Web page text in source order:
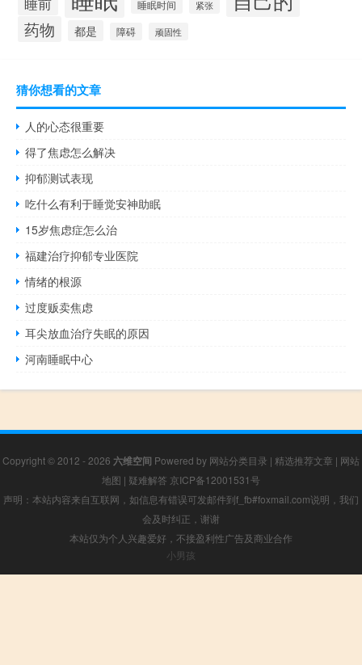
睡眠时间 紧张
药物 都是 障碍 顽固性
猜你想看的文章
人的心态很重要
得了焦虑怎么解决
抑郁测试表现
吃什么有利于睡觉安神助眠
15岁焦虑症怎么治
福建治疗抑郁专业医院
情绪的根源
过度贩卖焦虑
耳尖放血治疗失眠的原因
河南睡眠中心
Copyright © 2012 - 2026 六维空间 Powered by 网站分类目录 | 精选推荐文章 | 网站
地图 | 疑难解答 京ICP备12001531号
声明：本站内容来自互联网，如信息有错误可发邮件到f_fb#foxmail.com说明，我们
会及时纠正，谢谢
本站仅为个人兴趣爱好，不接盈利性广告及商业合作
小男孩